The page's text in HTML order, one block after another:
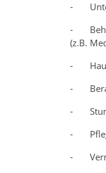
-
-
(z.B.
-
-
-
-
-